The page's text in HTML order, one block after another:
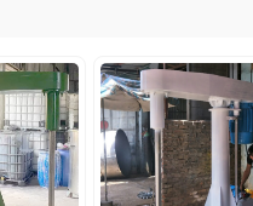
11kw 15hp